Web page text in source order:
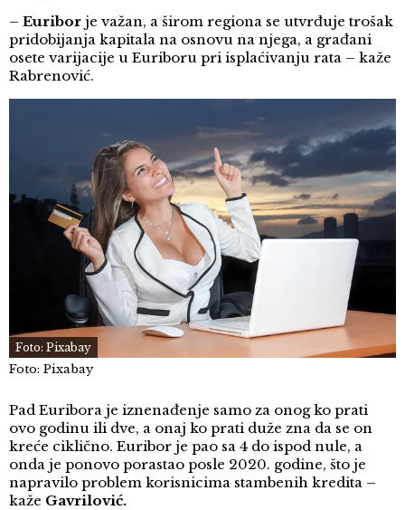
– Euribor je važan, a širom regiona se utvrđuje trošak
pridobijanja kapitala na osnovu na njega, a građani
osete varijacije u Euriboru pri isplaćivanju rata – kaže
Rabrenović.
Foto: Pixabay
Foto: Pixabay
Pad Euribora je iznenađenje samo za onog ko prati
ovo godinu ili dve, a onaj ko prati duže zna da se on
kreće ciklično. Euribor je pao sa 4 do ispod nule, a
onda je ponovo porastao posle 2020. godine, što je
napravilo problem korisnicima stambenih kredita –
kaže Gavrilović.